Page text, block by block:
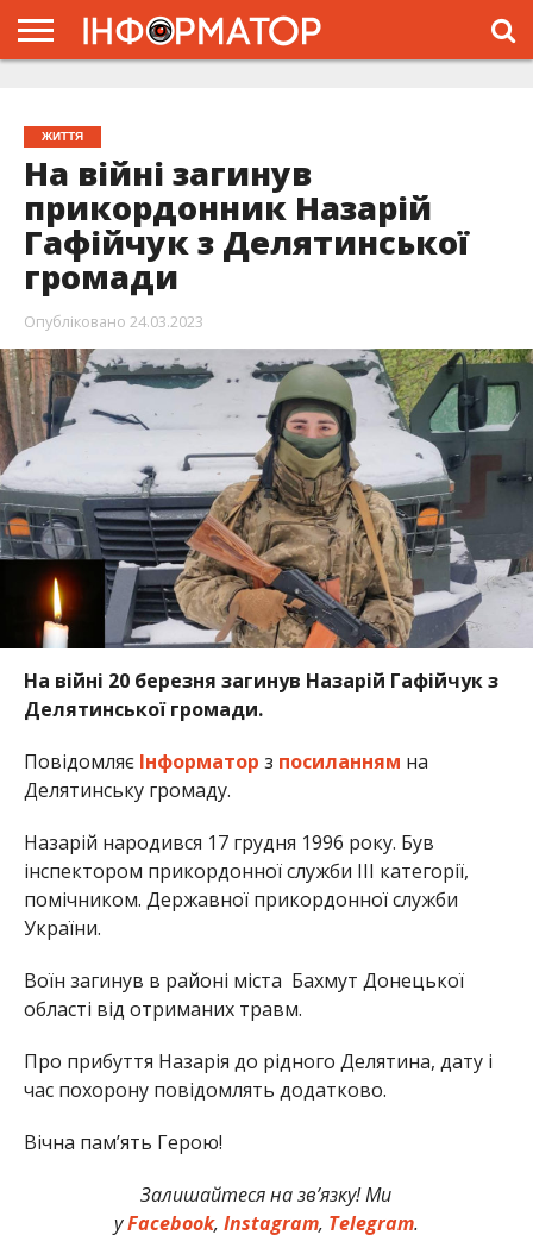
ЖИТТЯ
На війні загинув
прикордонник Назарій
Гафійчук з Делятинської
громади
Опубліковано 24.03.2023
На війні 20 березня загинув Назарій Гафійчук з
Делятинської громади.
Повідомляє Інформатор з посиланням на
Делятинську громаду.
Назарій народився 17 грудня 1996 року. Був
інспектором прикордонної служби ІІІ категорії,
помічником. Державної прикордонної служби
України.
Воїн загинув в районі міста Бахмут Донецької
області від отриманих травм.
Про прибуття Назарія до рідного Делятина, дату і
час похорону повідомлять додатково.
Вічна пам’ять Герою!
Залишайтеся на зв’язку! Ми
уFacebook, Instagram, Telegram.